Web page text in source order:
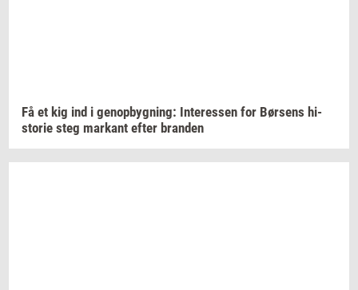
Få et kig ind i genop­byg­ning: In­ter­es­sen for Bør­sens hi­
sto­rie steg mar­kant efter bran­den